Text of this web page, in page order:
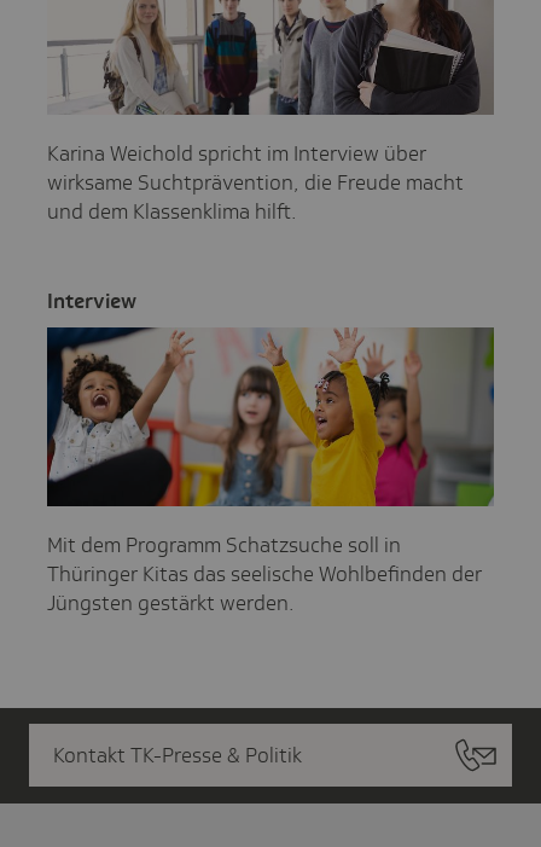
Karina Weichold spricht im Interview über
wirksame Suchtprävention, die Freude macht
und dem Klassenklima hilft.
Inter­view
Mit dem Programm Schatzsuche soll in
Thüringer Kitas das seelische Wohlbefinden der
Jüngsten gestärkt werden.
Kontakt TK-Presse & Politik